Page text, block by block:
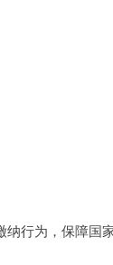
为，保障国家